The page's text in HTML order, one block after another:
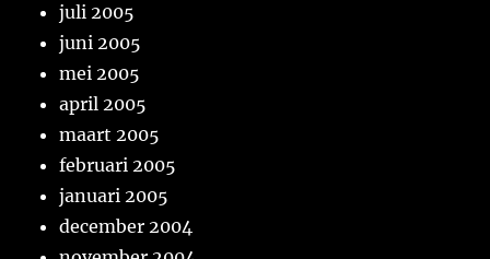
juli 2005
juni 2005
mei 2005
april 2005
maart 2005
februari 2005
januari 2005
december 2004